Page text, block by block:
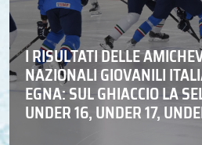
I RISULTATI DELLE
NAZIONALI GIOVANILI
EGNA: SUL GHIACCIO LA
UNDER 16, UNDER 17,